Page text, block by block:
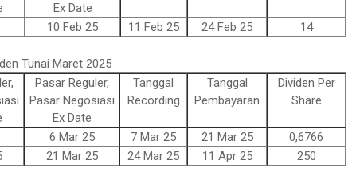
Ex Date
10 Feb 25 11 Feb 25 24 Feb 25 14
Tunai Maret 2025
Pasar Reguler,
Pasar Negosiasi
Ex Date
Tanggal
Recording
Tanggal
Pembayaran
Dividen Per
Share
6 Mar 25 7 Mar 25 21 Mar 25
0,6766
21 Mar 25 24 Mar 25 11 Apr 25 250